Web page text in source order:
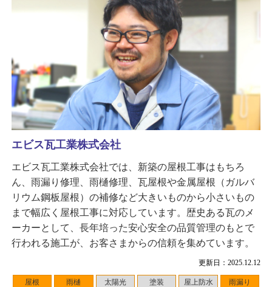
更新日：2025.12.12
屋根
雨樋 太陽光
塗装
屋上防水 雨漏り
エビス瓦工業株式会社
エビス瓦工業株式会社では、新築の屋根工事はもちろ
ん、雨漏り修理、雨樋修理、瓦屋根や金属屋根（ガルバ
リウム鋼板屋根）の補修など大きいものから小さいもの
まで幅広く屋根工事に対応しています。歴史ある瓦のメ
ーカーとして、長年培った安心安全の品質管理のもとで
行われる施工が、お客さまからの信頼を集めています。